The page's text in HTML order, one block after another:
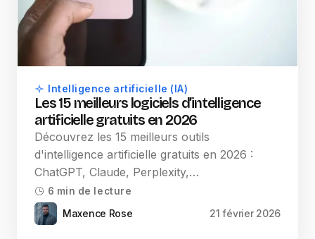
Intelligence artificielle (IA)
Les 15 meilleurs logiciels d’intelligence
artificielle gratuits en 2026
Découvrez les 15 meilleurs outils
d'intelligence artificielle gratuits en 2026 :
ChatGPT, Claude, Perplexity,…
6 min de lecture
Maxence Rose 21 février 2026